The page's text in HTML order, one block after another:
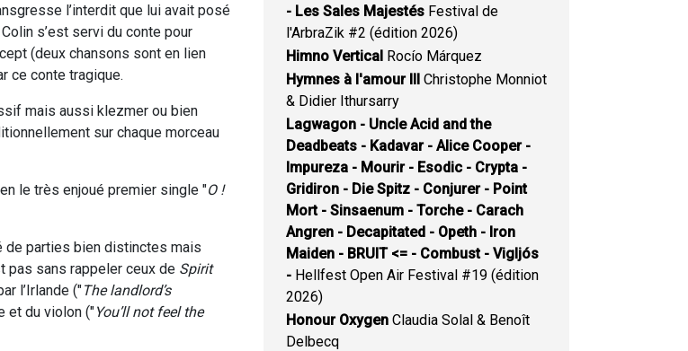
l’interdit que lui avait posé
s’est servi du conte pour
(deux chansons sont en lien
ce conte tragique.
mais aussi klezmer ou bien
sur chaque morceau
le très enjoué premier single "O !
de parties bien distinctes mais
pas sans rappeler ceux de Spirit
l’Irlande ("The landlord’s
et du violon ("You’ll not feel the
- Les Sales Majestés Festival de
l'ArbraZik #2 (édition 2026)
Himno Vertical Rocío Márquez
Hymnes à l'amour III Christophe Monniot
& Didier Ithursarry
Lagwagon - Uncle Acid and the
Deadbeats - Kadavar - Alice Cooper -
Impureza - Mourir - Esodic - Crypta -
Gridiron - Die Spitz - Conjurer - Point
Mort - Sinsaenum - Torche - Carach
Angren - Decapitated - Opeth - Iron
Maiden - BRUIT <= - Combust - Vigljós
- Hellfest Open Air Festival #19 (édition
2026)
Honour Oxygen Claudia Solal & Benoît
Delbecq